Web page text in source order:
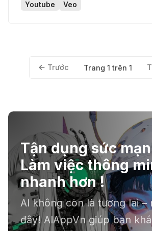
demonetized. Nhưng nếu dùng
Youtube Veo
Trước Trang 1 trên 1
Tận dụng sức
Làm việc thông
nhanh hơn !
AI không còn là tương lai –
đây! AIAppVn giúp bạn